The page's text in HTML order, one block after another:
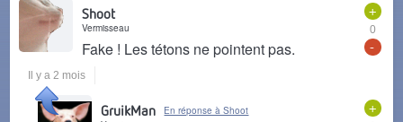
+
0
-
Shoot
Vermisseau
Fake ! Les tétons ne pointent pas.
Il y a 2 mois
+
GruikMan
En réponse à Shoot